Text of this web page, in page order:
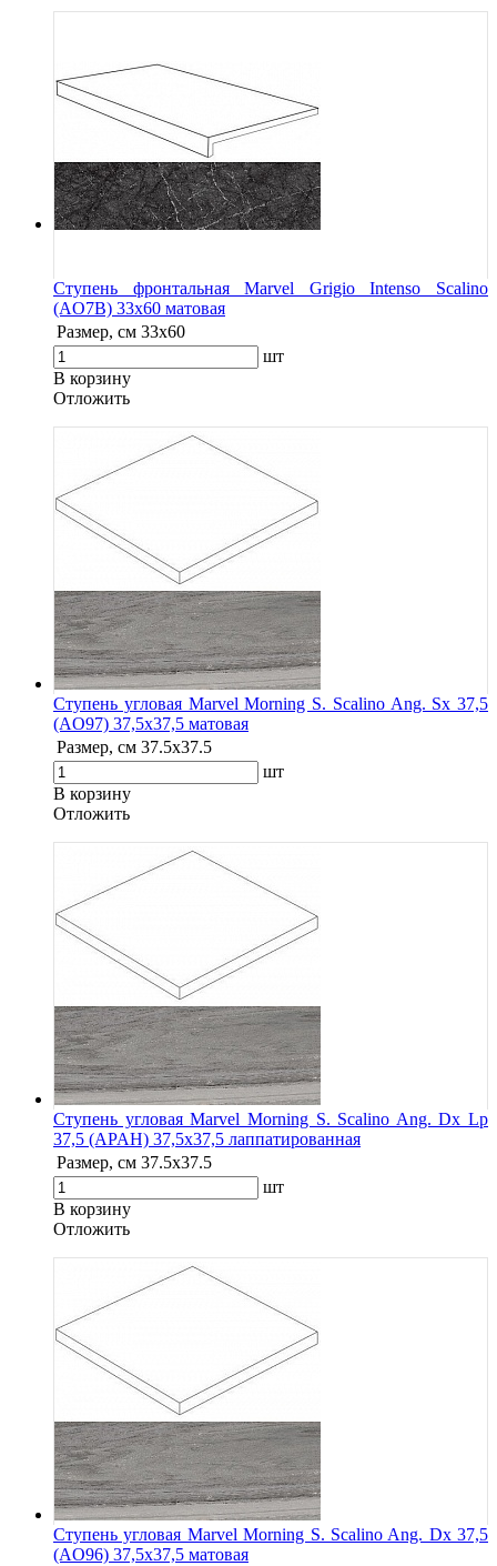
Ступень фронтальная Marvel Grigio Intenso Scalino
(AO7B) 33x60 матовая
Размер, см 33x60
шт
В корзину
Oтложить
Ступень угловая Marvel Morning S. Scalino Ang. Sx 37,5
(AO97) 37,5x37,5 матовая
Размер, см 37.5x37.5
шт
В корзину
Oтложить
Ступень угловая Marvel Morning S. Scalino Ang. Dx Lp
37,5 (APAH) 37,5x37,5 лаппатированная
Размер, см 37.5x37.5
шт
В корзину
Oтложить
Ступень угловая Marvel Morning S. Scalino Ang. Dx 37,5
(AO96) 37,5x37,5 матовая